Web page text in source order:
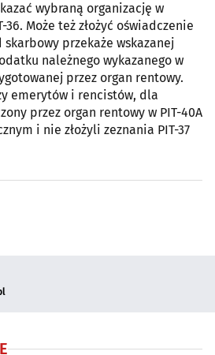
wybraną organizację w
36. Może też złożyć oświadczenie
skarbowy przekaże wskazanej
należnego wykazanego w
przez organ rentowy.
emerytów i rencistów, dla
przez organ rentowy w PIT-40A
i nie złożyli zeznania PIT-37